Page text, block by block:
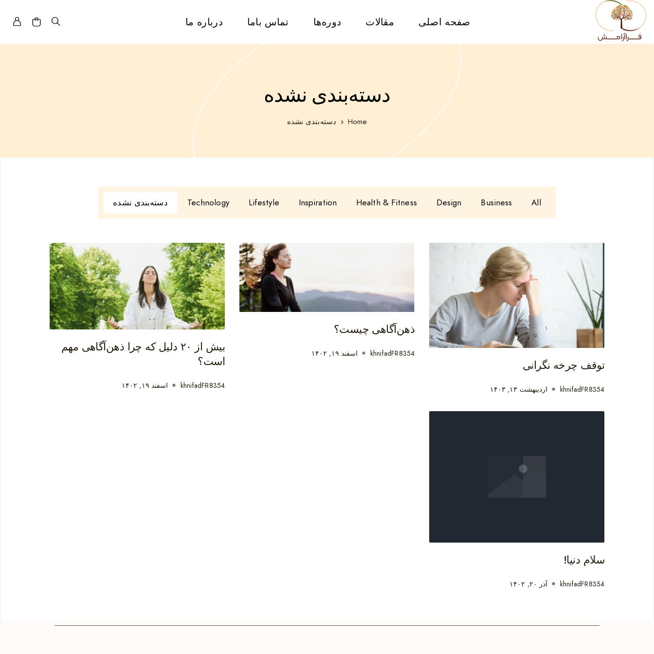
صفحه اصلی مقالات دوره‌ها تماس باما درباره ما
دسته‌بندی نشده
Home دسته‌بندی نشده
All
Business
Design
Health & Fitness
Inspiration
Lifestyle
Technology دسته‌بندی نشده
توقف چرخه نگرانی
khnifadFR8354 اردیبهشت ۱۳, ۱۴۰۳
ذهن‌آگاهی چیست؟
khnifadFR8354 اسفند ۱۹, ۱۴۰۲
بیش از ۲۰ دلیل که چرا ذهن‌آگاهی مهم
است؟
khnifadFR8354 اسفند ۱۹, ۱۴۰۲
سلام دنیا!
khnifadFR8354 آذر ۲۰, ۱۴۰۲